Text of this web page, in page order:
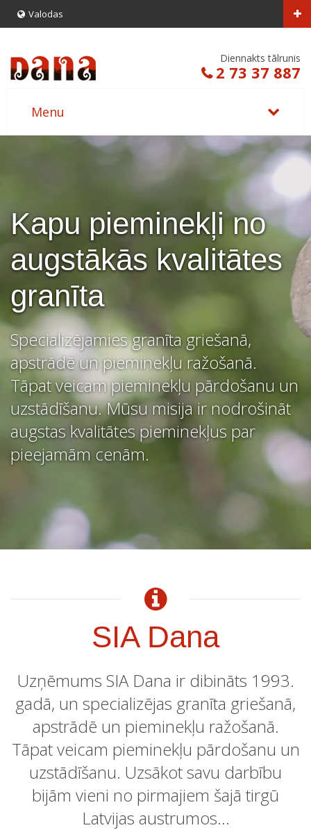
Valodas
Diennakts tālrunis
2 73 37 887
Kapu pieminekļi no
augstākās kvalitātes
granīta
Specializējamies granīta griešanā,
apstrādē un pieminekļu ražošanā.
Tāpat veicam pieminekļu pārdošanu un
uzstādīšanu. Mūsu misija ir nodrošināt
augstas kvalitātes pieminekļus par
pieejamām cenām.
SIA Dana
Uzņēmums SIA Dana ir dibināts 1993.
gadā, un specializējas granīta griešanā,
apstrādē un pieminekļu ražošanā.
Tāpat veicam pieminekļu pārdošanu un
uzstādīšanu. Uzsākot savu darbību
bijām vieni no pirmajiem šajā tirgū
Latvijas austrumos...